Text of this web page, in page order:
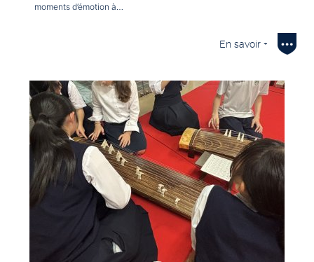
moments d’émotion à…
En savoir +